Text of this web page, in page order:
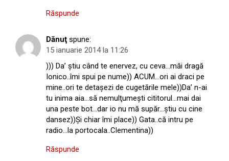
Răspunde
Dănuţ spune:
15 ianuarie 2014 la 11:26
))) Da’ ştiu când te enervez, cu ceva…măi dragă
Ionico..îmi spui pe nume)) ACUM…ori ai draci pe
mine..ori te detaşezi de cugetările mele))Da’ n-ai
tu inima aia…să nemulţumeşti cititorul…mai dai
una peste bot…dar io nu mă supăr…ştiu cu cine
dansez))Şi chiar îmi place)) Gata..că intru pe
radio…la portocala..Clementina))
Răspunde